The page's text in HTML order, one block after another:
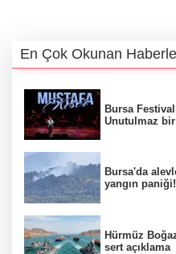
En Çok Okunan
Bursa
Unutulmaz bir
Bursa'da
yangın paniği!
Hürmüz
sert açıklama